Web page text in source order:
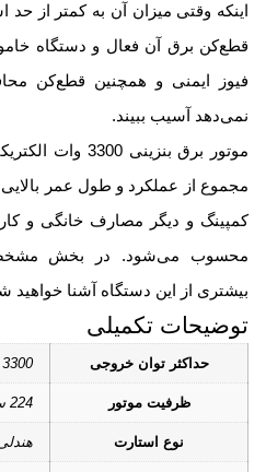
اینکه وقتی میزان آن به کمتر از حد
قطع‌کن برق آن فعال و دستگاه
فیوز ایمنی و همچنین قطع‌کن
نمی‌دهد آسیب ببیند.
مجموع از عملکرد و طول عمر
کمپینگ و دیگر مصارف خانگی و
محسوب می‌شود. در بخش
بیشتری از این دستگاه آشنا خواهید
توضیحات تکمیلی
حداکثر توان خروجی 3300 وات
ظرفیت موتور 224 سی‌سی
نوع استارت